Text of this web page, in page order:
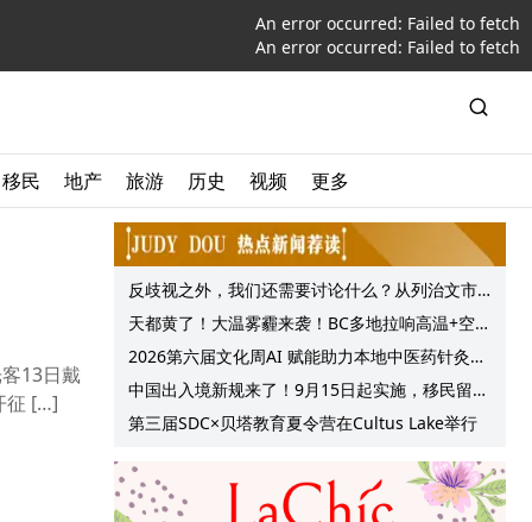
An error occurred: Failed to fetch
An error occurred: Failed to fetch
移民 地产 旅游 历史 视频 更多
13日戴
征 […]
反歧视之外，我们还需要讨论什么？从列治文市
议会一项动议谈起
天都黄了！大温雾霾来袭！BC多地拉响高温+空气
质量预警 最高可达35°C！
2026第六届文化周AI 赋能助力本地中医药针灸服
务提质升级
中国出入境新规来了！9月15日起实施，移民留学
中介迎来最强监管！
第三届SDC×贝塔教育夏令营在Cultus Lake举行